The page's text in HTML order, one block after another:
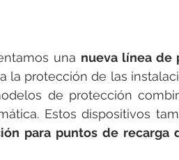
una nueva línea de
la protección de las
de protección
Estos dispositivos
para puntos de recarga